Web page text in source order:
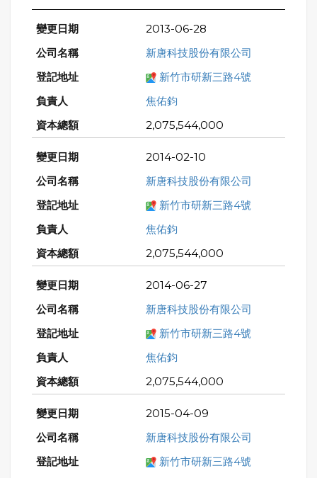
2013-06-28
新唐科技股份有限公司
新竹市研新三路4號
焦佑鈞
2,075,544,000
2014-02-10
新唐科技股份有限公司
新竹市研新三路4號
焦佑鈞
2,075,544,000
2014-06-27
新唐科技股份有限公司
新竹市研新三路4號
焦佑鈞
2,075,544,000
2015-04-09
新唐科技股份有限公司
新竹市研新三路4號